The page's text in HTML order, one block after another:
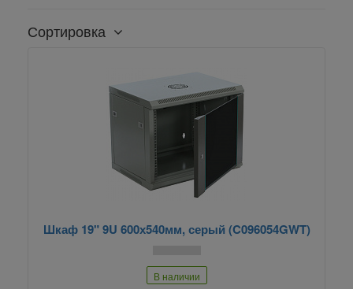
Сортировка
Шкаф 19" 9U 600х540мм, серый (C096054GWT)
В наличии